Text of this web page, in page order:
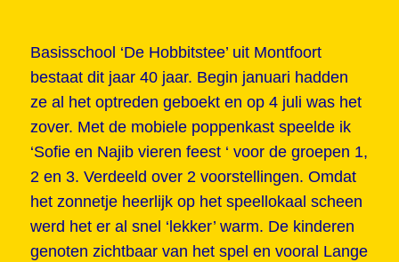
Basisschool ‘De Hobbitstee’ uit Montfoort
bestaat dit jaar 40 jaar. Begin januari hadden
ze al het optreden geboekt en op 4 juli was het
zover. Met de mobiele poppenkast speelde ik
‘Sofie en Najib vieren feest ‘ voor de groepen 1,
2 en 3. Verdeeld over 2 voorstellingen. Omdat
het zonnetje heerlijk op het speellokaal scheen
werd het er al snel ‘lekker’ warm. De kinderen
genoten zichtbaar van het spel en vooral Lange